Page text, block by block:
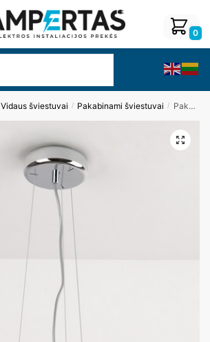
0
Vidaus šviestuvai / Pakabinami šviestuvai / Pakabinamas šviestuvas DIAMANTE P0236